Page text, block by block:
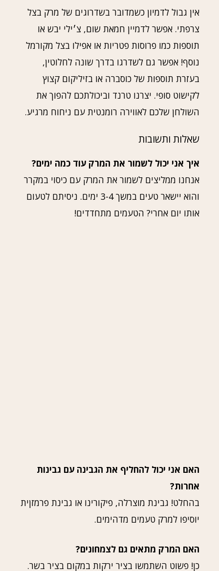
אין גבול לדמיון כשמדובר בשדרוגים של מרק בצל
צרפתי. אפשר לדמיין חמאת שום, צ׳ילי יבש או
תוספות כמו פרוסות פטריות או אפילו בצל מקורמל
נוסף! אפשר גם לשדרגו בדרך שונה לחלוטין,
בעזרת תוספות של כוסברה או בזיליקום קצוץ
לקישוט סופי. יצרנו טרנד וביכולתכם להפוך את
השולחן שלכם לאווירה רומנטית עם ניחוח מרגיע.
שאלות ותשובות
איך אני יכול לשמור את המרק עוד כמה ימים?
אנחנו ממליצים לשמור את המרק עם כיסוי במקרר
והוא יישאר טעים במשך 3-4 ימים. ניסיתם לטעום
אותו יום אחרי? הטעמים מתחדדים!
האם אני יכול להחליף את הגבינה עם גבינות
אחרות?
בהחלט! גבינת מוצרלה, פיקורינו או גבינת פרמזןית
יוסיפו למרק טעמים מדהימים.
האם המרק מתאים גם לצמחונים?
כן! פשוט השתמשו בציר ירקות במקום בציר בשר.